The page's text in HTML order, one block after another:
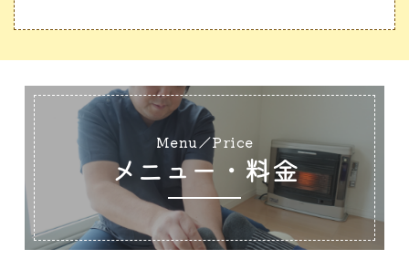
Menu／Price
メニュー・料金